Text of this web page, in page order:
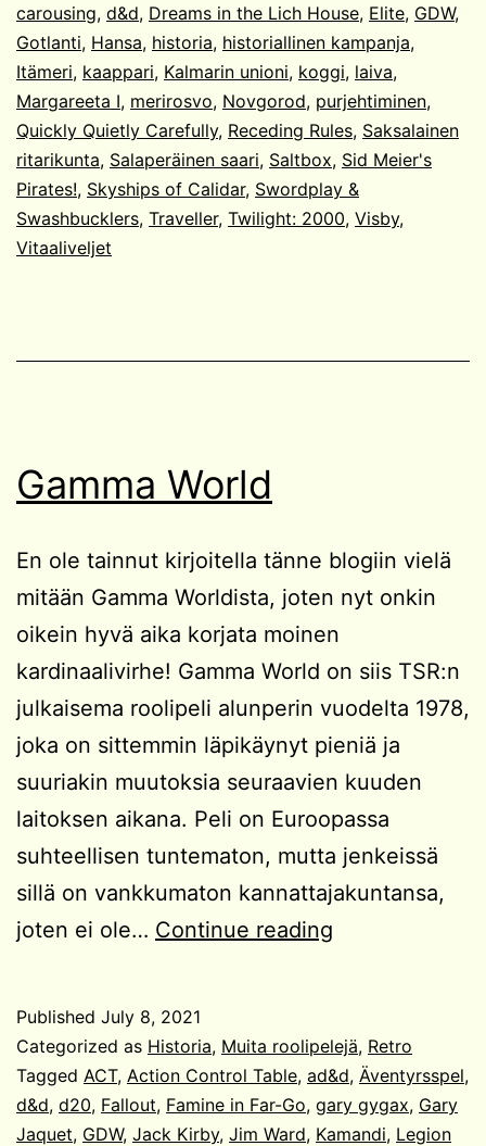
carousing, d&d, Dreams in the Lich House, Elite, GDW,
Gotlanti, Hansa, historia, historiallinen kampanja,
Itämeri, kaappari, Kalmarin unioni, koggi, laiva,
Margareeta I, merirosvo, Novgorod, purjehtiminen,
Quickly Quietly Carefully, Receding Rules, Saksalainen
ritarikunta, Salaperäinen saari, Saltbox, Sid Meier's
Pirates!, Skyships of Calidar, Swordplay &
Swashbucklers, Traveller, Twilight: 2000, Visby,
Vitaaliveljet
Gamma World
En ole tainnut kirjoitella tänne blogiin vielä
mitään Gamma Worldista, joten nyt onkin
oikein hyvä aika korjata moinen
kardinaalivirhe! Gamma World on siis TSR:n
julkaisema roolipeli alunperin vuodelta 1978,
joka on sittemmin läpikäynyt pieniä ja
suuriakin muutoksia seuraavien kuuden
laitoksen aikana. Peli on Euroopassa
suhteellisen tuntematon, mutta jenkeissä
sillä on vankkumaton kannattajakuntansa,
joten ei ole… Continue reading
Published July 8, 2021
Categorized as Historia, Muita roolipelejä, Retro
Tagged ACT, Action Control Table, ad&d, Äventyrsspel,
d&d, d20, Fallout, Famine in Far-Go, gary gygax, Gary
Jaquet, GDW, Jack Kirby, Jim Ward, Kamandi, Legion